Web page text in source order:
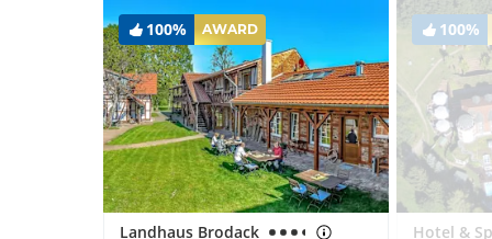
100% AWARD
Landhaus Brodack
100%